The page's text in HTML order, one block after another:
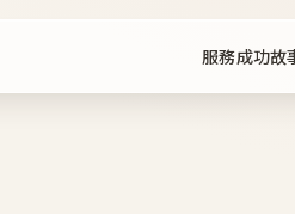
服務成功故